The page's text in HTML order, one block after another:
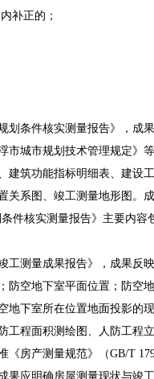
补正的；
条件核实测量报告》，成
城市规划技术管理规定》
筑功能指标明细表、建设
系图、竣工测量地形图。
件核实测量报告》主要内
测量成果报告》，成果反
空地下室平面位置；防空
下室所在位置地面投影的
工程面积测绘图、人防工程
房产测量规范》（GB/T
应明确房屋测量现状与竣